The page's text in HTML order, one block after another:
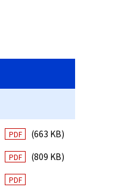
PDF (663 KB)
PDF (809 KB)
PDF